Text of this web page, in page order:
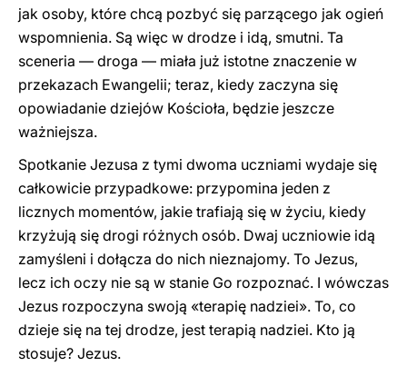
jak osoby, które chcą pozbyć się parzącego jak ogień
wspomnienia. Są więc w drodze i idą, smutni. Ta
sceneria — droga — miała już istotne znaczenie w
przekazach Ewangelii; teraz, kiedy zaczyna się
opowiadanie dziejów Kościoła, będzie jeszcze
ważniejsza.
Spotkanie Jezusa z tymi dwoma uczniami wydaje się
całkowicie przypadkowe: przypomina jeden z
licznych momentów, jakie trafiają się w życiu, kiedy
krzyżują się drogi różnych osób. Dwaj uczniowie idą
zamyśleni i dołącza do nich nieznajomy. To Jezus,
lecz ich oczy nie są w stanie Go rozpoznać. I wówczas
Jezus rozpoczyna swoją «terapię nadziei». To, co
dzieje się na tej drodze, jest terapią nadziei. Kto ją
stosuje? Jezus.